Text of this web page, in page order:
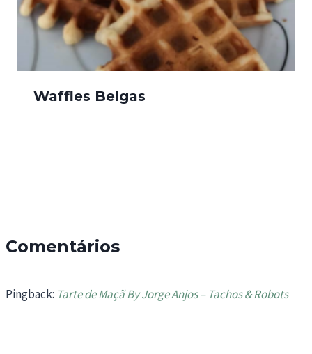
Waffles Belgas
Comentários
Pingback: Tarte de Maçã By Jorge Anjos – Tachos & Robots